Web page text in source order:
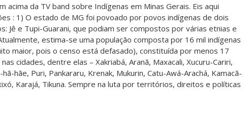
acima da TV band sobre Indígenas em Minas Gerais. Eis aqui
: 1) O estado de MG foi povoado por povos indígenas de dois
Jê e Tupi-Guarani, que podiam ser compostos por várias etnias e
estima-se uma população composta por 16 mil indígenas
maior, pois o censo está defasado), constituída por menos 17
cidades, dentre elas – Xakriabá, Aranã, Maxacali, Xucuru-Cariri,
hãe, Puri, Pankararu, Krenak, Mukurin, Catu-Awá-Arachá, Kamacã-
Karajá, Tikuna. Sempre na luta por territórios, direitos e políticas